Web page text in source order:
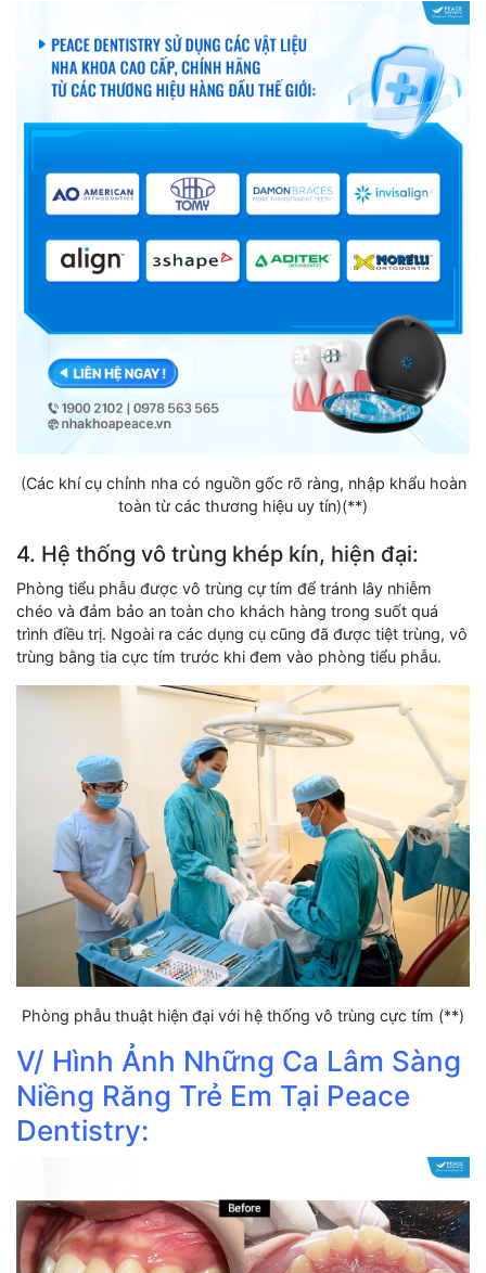
(Các khí cụ chỉnh nha có nguồn gốc rõ ràng, nhập khẩu hoàn
toàn từ các thương hiệu uy tín)(**)
4. Hệ thống vô trùng khép kín, hiện đại:
Phòng tiểu phẫu được vô trùng cự tím để tránh lây nhiễm
chéo và đảm bảo an toàn cho khách hàng trong suốt quá
trình điều trị. Ngoài ra các dụng cụ cũng đã được tiệt trùng, vô
trùng bằng tia cực tím trước khi đem vào phòng tiểu phẫu.
Phòng phẫu thuật hiện đại với hệ thống vô trùng cực tím (**)
V/ Hình Ảnh Những Ca Lâm Sàng
Niềng Răng Trẻ Em Tại Peace
Dentistry: